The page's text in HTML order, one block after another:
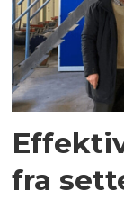
fra